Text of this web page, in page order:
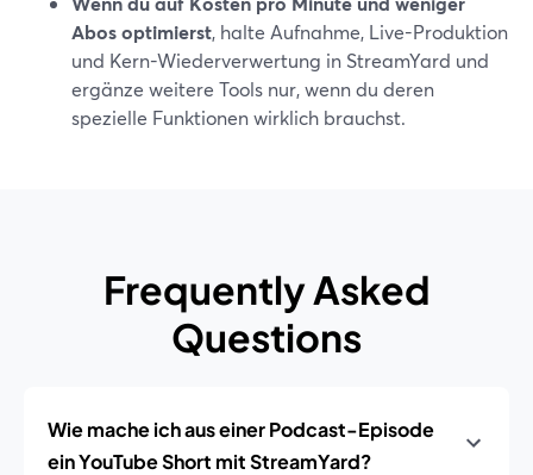
Abos optimierst, halte Aufnahme, Live-Produktion
und Kern-Wiederverwertung in StreamYard und
ergänze weitere Tools nur, wenn du deren
spezielle Funktionen wirklich brauchst.
Frequently Asked
Questions
Wie mache ich aus einer Podcast-Episode
ein YouTube Short mit StreamYard?